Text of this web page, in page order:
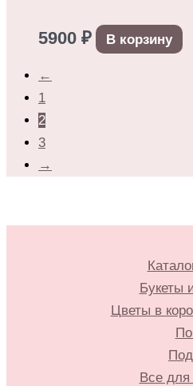
5900 ₽ В корзину
←
1
2
3
→
Букеты
Цветы в
Все